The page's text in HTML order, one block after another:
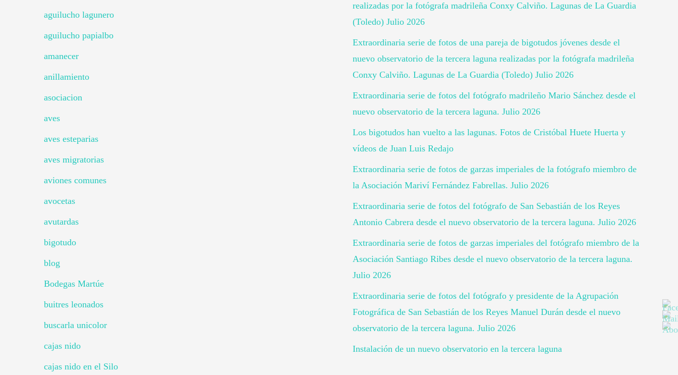
aguilucho lagunero
aguilucho papialbo
amanecer
anillamiento
asociacion
aves
aves esteparias
aves migratorias
aviones comunes
avocetas
avutardas
bigotudo
blog
Bodegas Martúe
buitres leonados
buscarla unicolor
cajas nido
cajas nido en el Silo
realizadas por la fotógrafa madrileña Conxy Calviño. Lagunas de La Guardia
(Toledo) Julio 2026
Extraordinaria serie de fotos de una pareja de bigotudos jóvenes desde el
nuevo observatorio de la tercera laguna realizadas por la fotógrafa madrileña
Conxy Calviño. Lagunas de La Guardia (Toledo) Julio 2026
Extraordinaria serie de fotos del fotógrafo madrileño Mario Sánchez desde el
nuevo observatorio de la tercera laguna. Julio 2026
Los bigotudos han vuelto a las lagunas. Fotos de Cristóbal Huete Huerta y
vídeos de Juan Luis Redajo
Extraordinaria serie de fotos de garzas imperiales de la fotógrafo miembro de
la Asociación Mariví Fernández Fabrellas. Julio 2026
Extraordinaria serie de fotos del fotógrafo de San Sebastián de los Reyes
Antonio Cabrera desde el nuevo observatorio de la tercera laguna. Julio 2026
Extraordinaria serie de fotos de garzas imperiales del fotógrafo miembro de la
Asociación Santiago Ribes desde el nuevo observatorio de la tercera laguna.
Julio 2026
Extraordinaria serie de fotos del fotógrafo y presidente de la Agrupación
Fotográfica de San Sebastián de los Reyes Manuel Durán desde el nuevo
observatorio de la tercera laguna. Julio 2026
Instalación de un nuevo observatorio en la tercera laguna